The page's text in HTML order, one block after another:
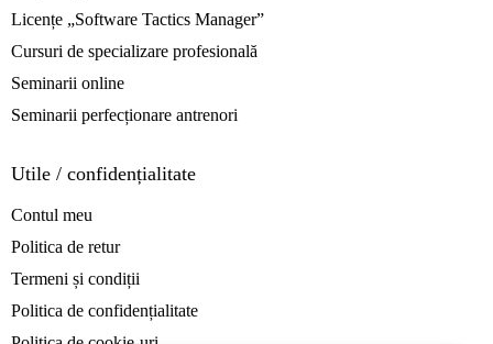
Licențe „Software Tactics Manager”
Cursuri de specializare profesională
Seminarii online
Seminarii perfecționare antrenori
Utile / confidențialitate
Contul meu
Politica de retur
Termeni și condiții
Politica de confidențialitate